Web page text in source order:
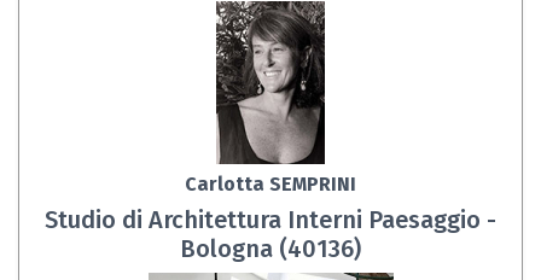
Carlotta SEMPRINI
Studio di Architettura Interni Paesaggio -
Bologna (40136)